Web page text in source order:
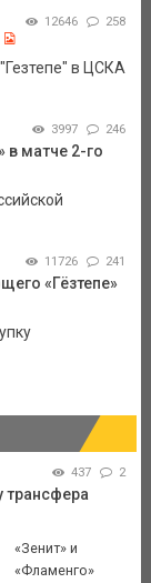
12646 258
в ЦСКА
3997 246
в матче 2-го
11726 241
«Гёзтепе»
437 2
трансфера
«Зенит» и
«Фламенго»